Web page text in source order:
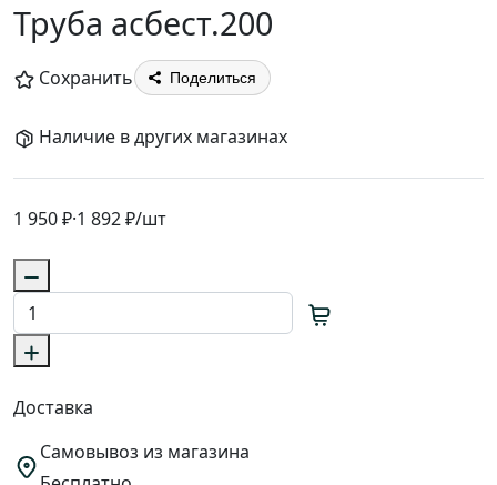
Труба асбест.200
Сохранить Поделиться
Наличие в других магазинах
1 950 ₽·1 892 ₽/шт
Доставка
Самовывоз из магазина